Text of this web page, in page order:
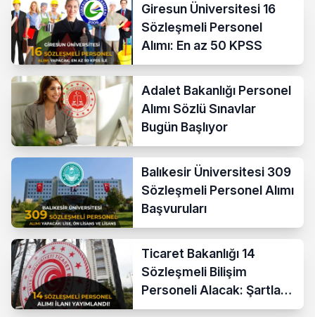
Giresun Üniversitesi 16
Sözleşmeli Personel
Alımı: En az 50 KPSS
Adalet Bakanlığı Personel
Alımı Sözlü Sınavlar
Bugün Başlıyor
Balıkesir Üniversitesi 309
Sözleşmeli Personel Alımı
Başvuruları
Ticaret Bakanlığı 14
Sözleşmeli Bilişim
Personeli Alacak: Şartlar
ve Ücretler